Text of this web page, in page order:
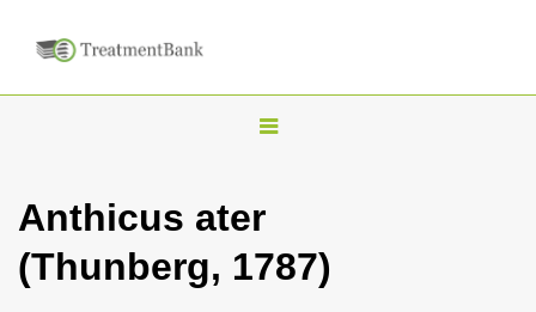
T
g
l
Anthicus ater
(Thunberg, 1787)